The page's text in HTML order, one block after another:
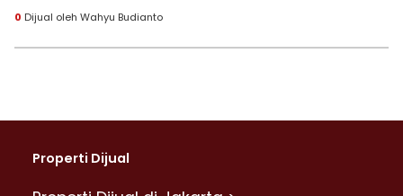
0 Dijual oleh Wahyu Budianto
Properti Dijual